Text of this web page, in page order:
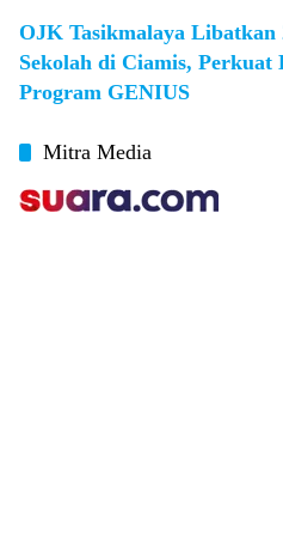
OJK Tasikmalaya Libatkan
Sekolah di Ciamis,
Program GENIUS
Mitra Media